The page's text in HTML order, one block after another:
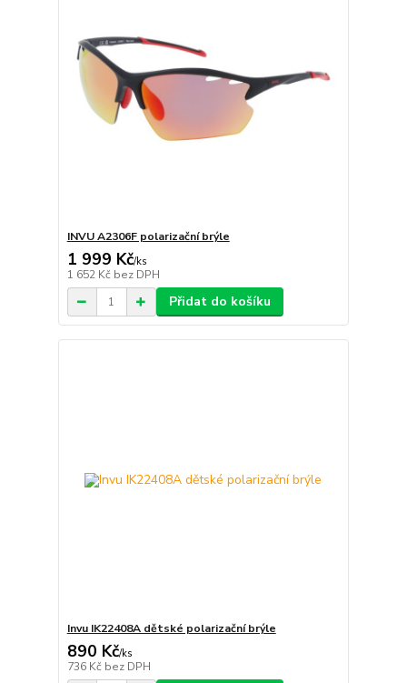
INVU A2306F polarizační brýle
1 999 Kč/ks
1 652 Kč bez DPH
Přidat do košíku
Invu IK22408A dětské polarizační brýle
890 Kč/ks
736 Kč bez DPH